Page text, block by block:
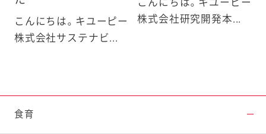
こんにちは。キユーピー
株式会社サステナビ...
株式会社研究開発本...
食育